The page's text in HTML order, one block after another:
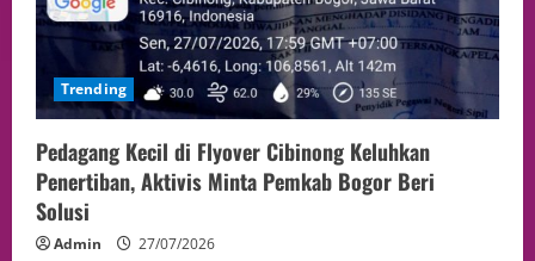
Trending
Pedagang Kecil di Flyover Cibinong Keluhkan
Penertiban, Aktivis Minta Pemkab Bogor Beri
Solusi
Admin 27/07/2026